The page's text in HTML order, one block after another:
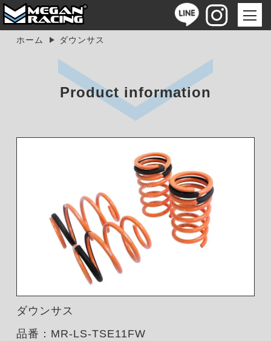
ホーム ダウンサス
Product information
ダウンサス
品番：MR-LS-TSE11FW